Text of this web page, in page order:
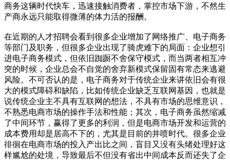
商务这辆时代快车，迅速接触消费者，掌控市场下游，不然生
产商永远只能取得微薄的体力活的报酬。
在近期的人才招聘会看到很多企业增加了网络推广、电子商务
等部门及职务，但很多企业出现了骑虎难下的局面：企业想引
进电子商务模式，但依旧踟蹰不舍保守模式，而当两者相互冲
突的时候，企业总会不自觉的舍弃新模式保留固有常态来逃避
风险。不可否认的是，电子商务对于传统企业来讲依旧会有很
大的模式障碍和缺陷，比如传统企业缺乏互联网基因，也就是
说传统企业主不具有互联网的想法，不具有市场的思维意识，
不熟悉电商市场的操作手法和性能；其次，电子商务虽然缩减
了中间环节，赢得了更多的利润，但是电商市场开发和运营的
成本费用却是居高不下的，尤其是目前的井喷时代。很多企业
徘徊在电商市场的投入产出比之间，盲目又没有头绪处理好这
样尴尬的处境，导致最后不但没有省出中间成本反而还失了企